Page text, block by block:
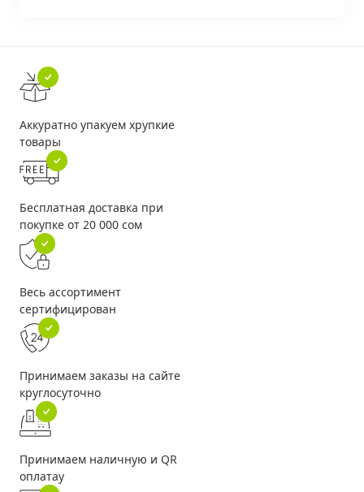
Аккуратно упакуем хрупкие
товары
Бесплатная доставка при
покупке от 20 000 сом
Весь ассортимент
сертифицирован
Принимаем заказы на сайте
круглосуточно
Принимаем наличную и QR
оплатау